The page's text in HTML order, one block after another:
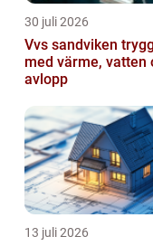
30 juli 2026
Vvs sandviken trygg hjälp
med värme, vatten
avlopp
13 juli 2026